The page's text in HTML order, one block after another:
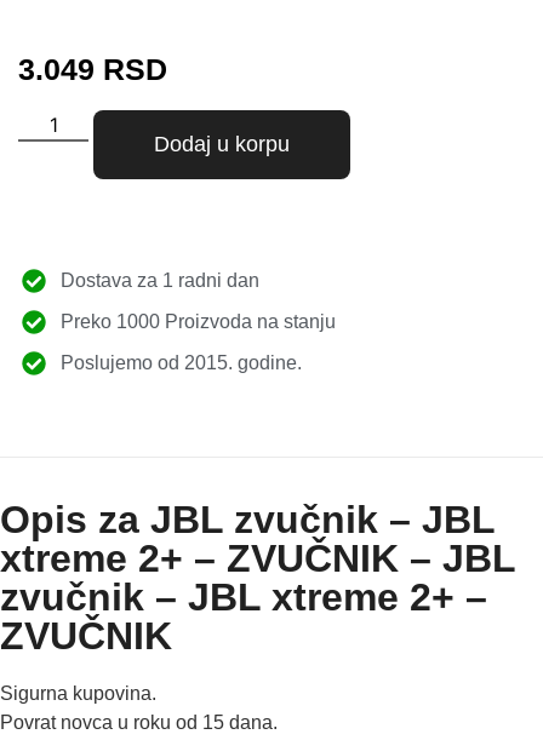
3.049 RSD
Dodaj u korpu
Dostava za 1 radni dan
Preko 1000 Proizvoda na stanju
Poslujemo od 2015. godine.
Opis za JBL zvučnik – JBL
xtreme 2+ – ZVUČNIK – JBL
zvučnik – JBL xtreme 2+ –
ZVUČNIK
Sigurna kupovina.
Povrat novca u roku od 15 dana.